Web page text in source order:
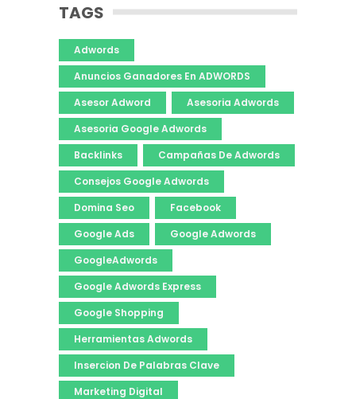
TAGS
Adwords
Anuncios Ganadores En ADWORDS
Asesor Adword
Asesoria Adwords
Asesoria Google Adwords
Backlinks
Campañas De Adwords
Consejos Google Adwords
Domina Seo
Facebook
Google Ads
Google Adwords
GoogleAdwords
Google Adwords Express
Google Shopping
Herramientas Adwords
Insercion De Palabras Clave
Marketing Digital